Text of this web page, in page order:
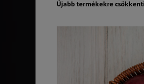
Újabb termékekre